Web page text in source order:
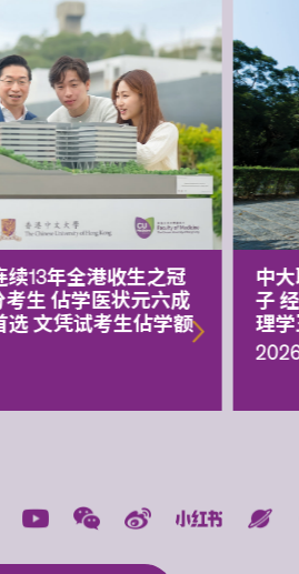
13年全港收生之冠
生 佔学医状元六成
选 文凭试考生佔学额
中
子
理